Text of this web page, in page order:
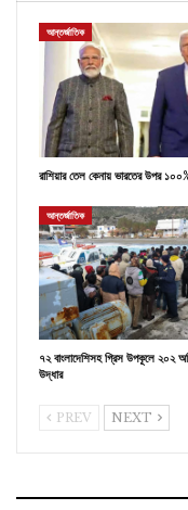
আন্তর্জাতিক
রাশিয়ার তেল কেনায় ভারতের উপর
আন্তর্জাতিক
৭২ বাংলাদেশিসহ গ্রিস উপকূলে ২০২
উদ্ধার
PREV NEXT